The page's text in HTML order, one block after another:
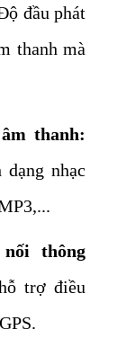
đầu phát
thanh mà
thanh:
nhạc
thông
trợ điều